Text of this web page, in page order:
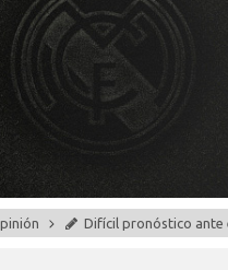
Difícil pronóstico ante